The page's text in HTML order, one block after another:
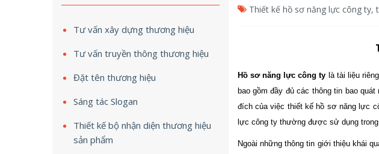
Thiết kế hồ sơ năng lực công ty,
Hồ sơ năng lực công ty là tài liệu
bao gồm đầy đủ các thông tin bao
đích của việc thiết kế hồ sơ năng lực
lực công ty thường được sử dụng
Ngoài những thông tin giới thiệu khái
Tư vấn xây dựng thương hiệu
Tư vấn truyền thông thương hiệu
Đặt tên thương hiệu
Sáng tác Slogan
Thiết kế bộ nhận diện thương hiệu
sản phẩm